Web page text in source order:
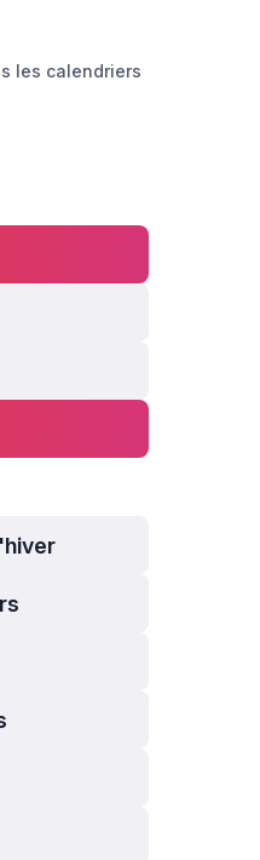
les calendriers